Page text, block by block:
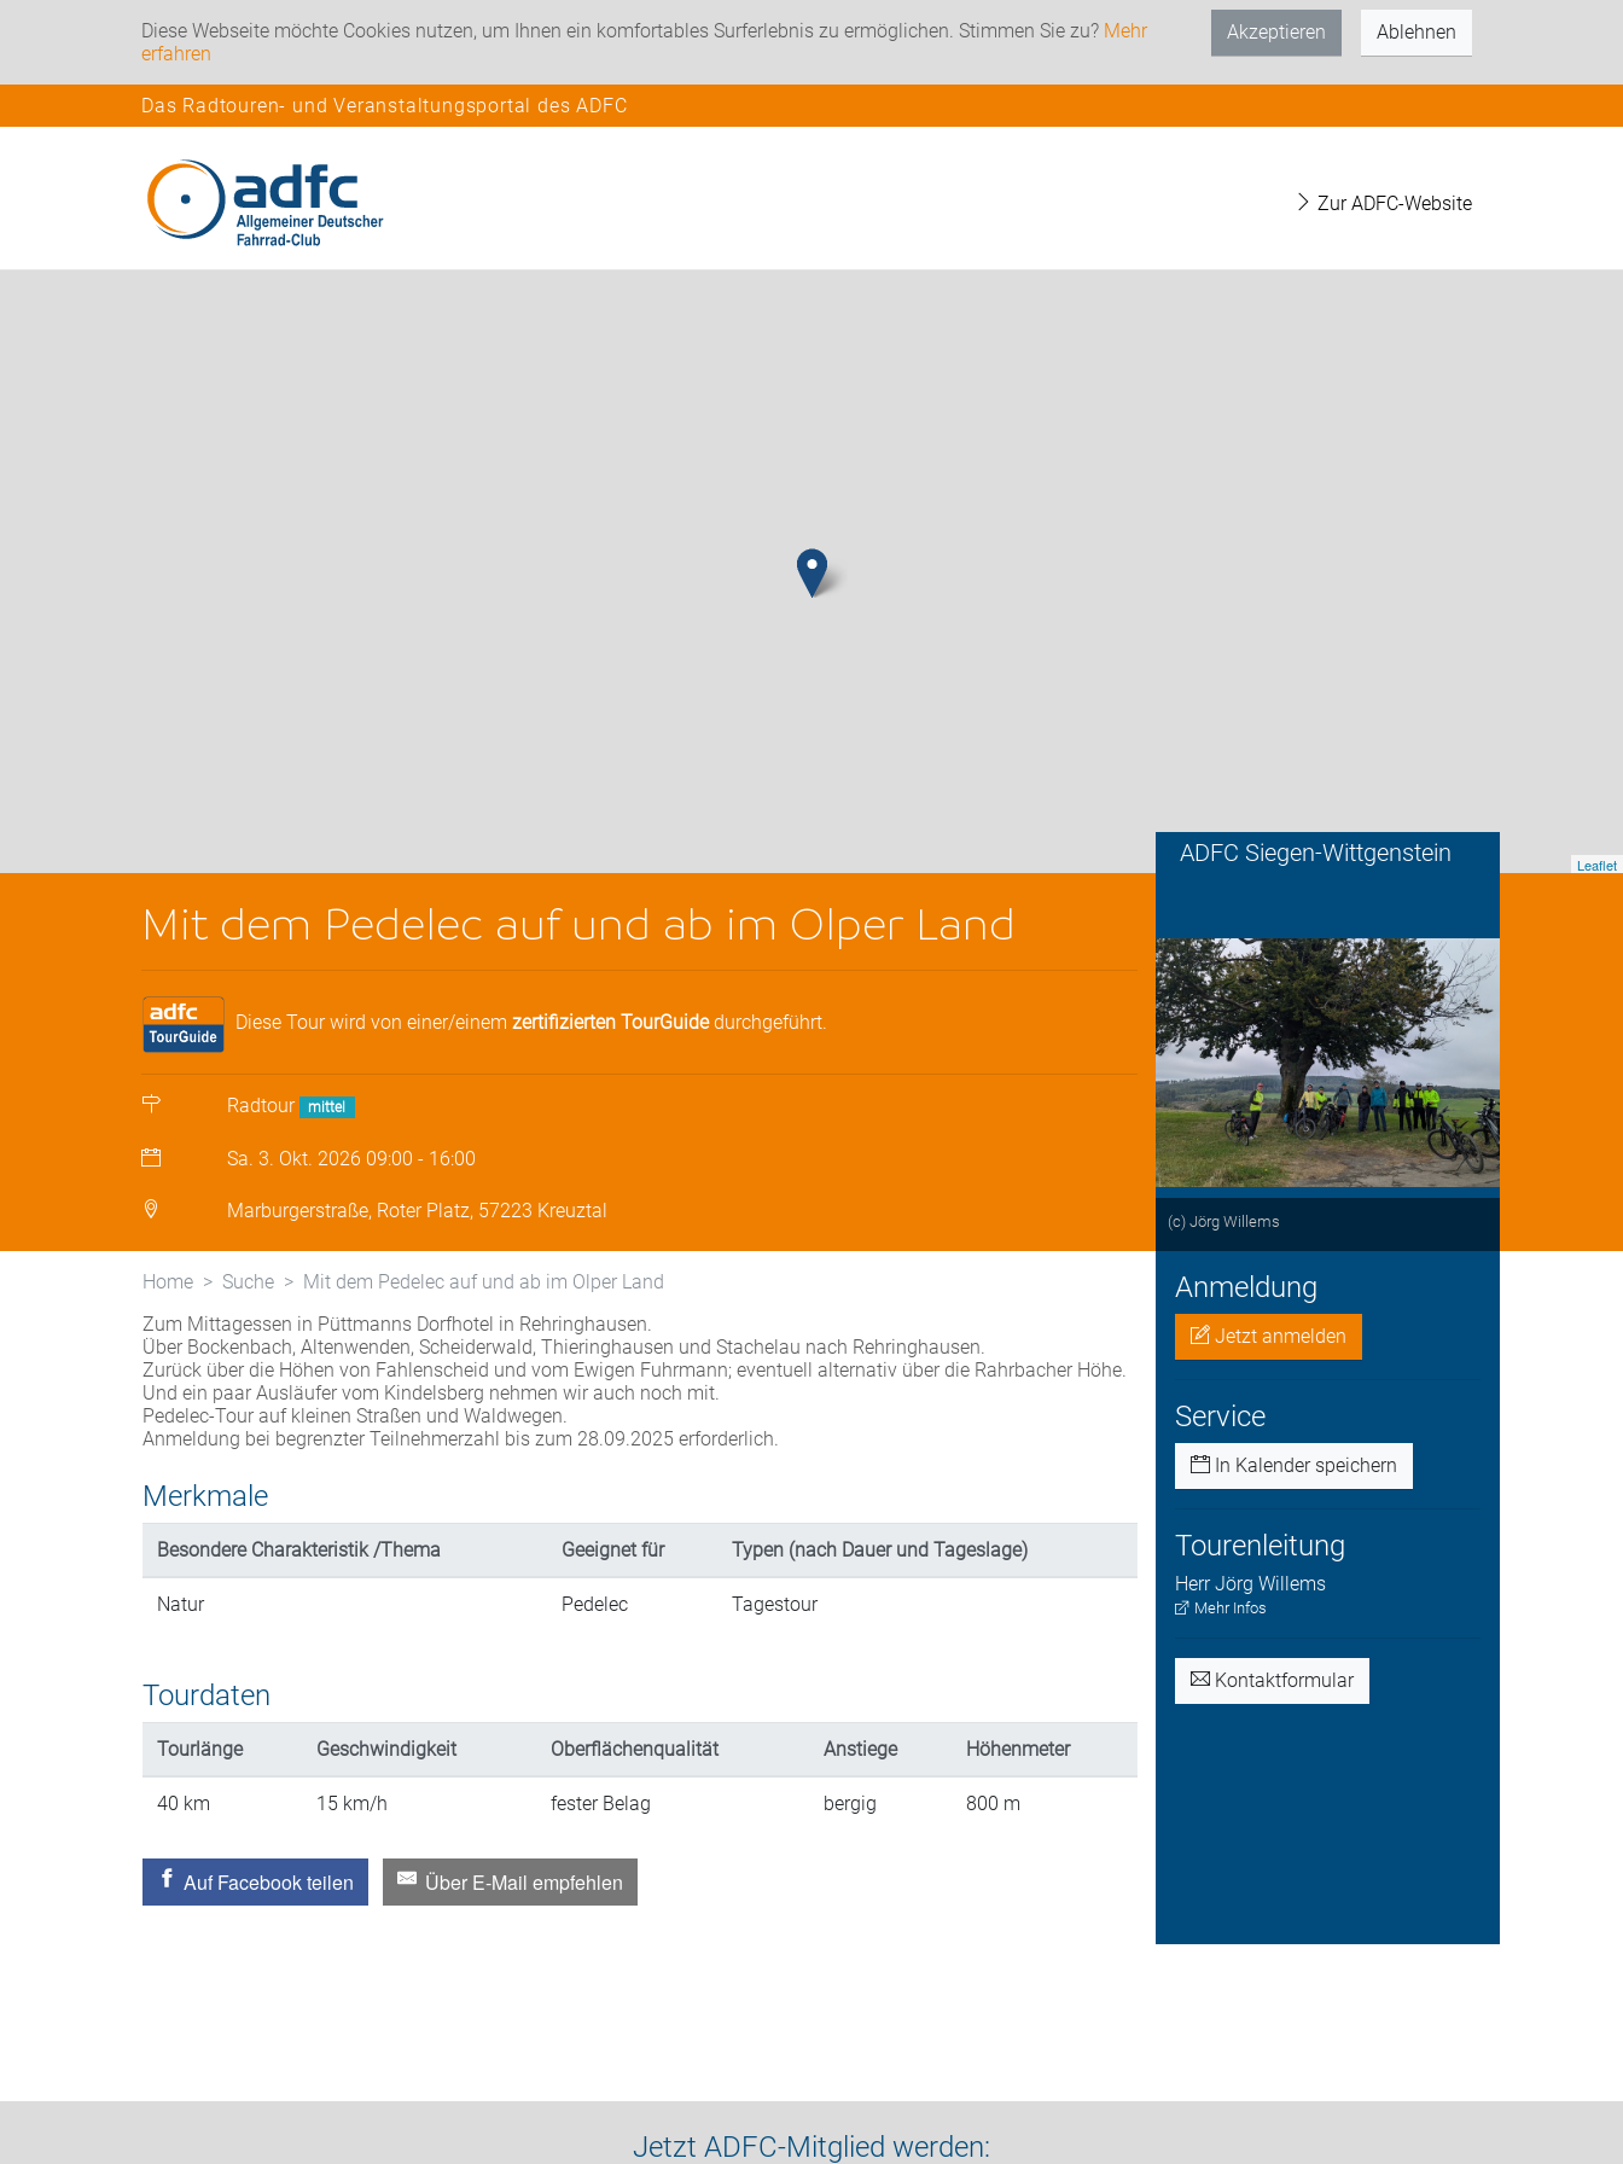
Diese Webseite möchte Cookies nutzen, um Ihnen ein komfortables Surferlebnis zu ermöglichen. Stimmen Sie zu? Mehr
erfahren
Akzeptieren Ablehnen
Das Radtouren- und Veranstaltungsportal des ADFC
Zur ADFC-Website
Leaflet
ADFC Siegen-Wittgenstein
Mit dem Pedelec auf und ab im Olper Land
Diese Tour wird von einer/einem zertifizierten TourGuidedurchgeführt.
Radtour mittel
Sa. 3. Okt. 2026 09:00 - 16:00
Marburgerstraße, Roter Platz, 57223 Kreuztal (c) Jörg Willems
Anmeldung
Jetzt anmelden
Service
In Kalender speichern
Tourenleitung
Herr Jörg Willems
Mehr Infos
Kontaktformular
Home Suche
Mit dem Pedelec auf und ab im Olper Land
Zum Mittagessen in Püttmanns Dorfhotel in Rehringhausen.
Über Bockenbach, Altenwenden, Scheiderwald, Thieringhausen und Stachelau nach Rehringhausen.
Zurück über die Höhen von Fahlenscheid und vom Ewigen Fuhrmann; eventuell alternativ über die Rahrbacher Höhe.
Und ein paar Ausläufer vom Kindelsberg nehmen wir auch noch mit.
Pedelec-Tour auf kleinen Straßen und Waldwegen.
Anmeldung bei begrenzter Teilnehmerzahl bis zum 28.09.2025 erforderlich.
Merkmale
Besondere Charakteristik /Thema Geeignet für Typen (nach Dauer und Tageslage)
Natur Pedelec Tagestour
Tourdaten
Tourlänge Geschwindigkeit Oberflächenqualität Anstiege Höhenmeter
40 km 15 km/h fester Belag bergig 800 m
Auf Facebook teilen Über E-Mail empfehlen
Jetzt ADFC-Mitglied werden: